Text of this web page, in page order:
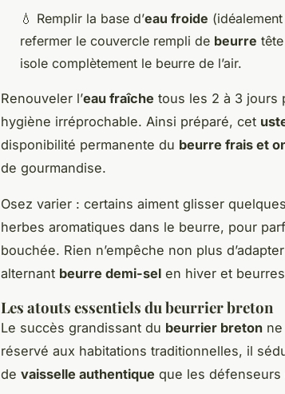
💧 Remplir la base d’eau froide
refermer le couvercle rempli de beurre
isole complètement le beurre de l’air.
Renouveler l’eau fraîche tous les 2 à 3 jours
hygiène irréprochable. Ainsi préparé, cet
disponibilité permanente du beurre frais et
de gourmandise.
Osez varier : certains aiment glisser
herbes aromatiques dans le beurre, pour
bouchée. Rien n’empêche non plus
alternant beurre demi-sel en hiver et
Les atouts essentiels du beurrier breton
Le succès grandissant du beurrier breton
réservé aux habitations traditionnelles, il
de vaisselle authentique que les défenseurs